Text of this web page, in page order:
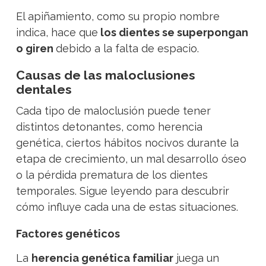
El apiñamiento, como su propio nombre
indica, hace que los dientes se superpongan
o girendebido a la falta de espacio.
Causas de las maloclusiones
dentales
Cada tipo de maloclusión puede tener
distintos detonantes, como herencia
genética, ciertos hábitos nocivos durante la
etapa de crecimiento, un mal desarrollo óseo
o la pérdida prematura de los dientes
temporales. Sigue leyendo para descubrir
cómo influye cada una de estas situaciones.
Factores genéticos
La herencia genética familiar juega un